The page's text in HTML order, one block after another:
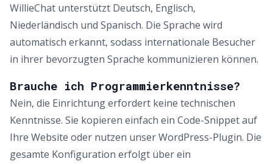
WillieChat unterstützt Deutsch, Englisch,
Niederländisch und Spanisch. Die Sprache wird
automatisch erkannt, sodass internationale Besucher
in ihrer bevorzugten Sprache kommunizieren können.
Brauche ich Programmierkenntnisse?
Nein, die Einrichtung erfordert keine technischen
Kenntnisse. Sie kopieren einfach ein Code-Snippet auf
Ihre Website oder nutzen unser WordPress-Plugin. Die
gesamte Konfiguration erfolgt über ein